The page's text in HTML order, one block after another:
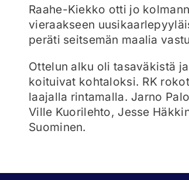
Raahe-Kiekko otti jo
vieraakseen
peräti seitsemän maalia
Ottelun alku oli tasaväkistä
koituivat kohtaloksi. RK
laajalla rintamalla. Jarno
Ville Kuorilehto, Jesse
Suominen.